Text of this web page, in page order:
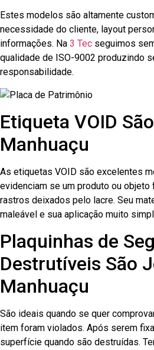
Estes modelos são altamente
necessidade do cliente, layout
informações. Na 3 Tec seguimos
qualidade de ISO-9002 produzindo
responsabilidade.
Etiqueta VOID
Manhuaçu
As etiquetas VOID são excelentes
evidenciam se um produto ou
rastros deixados pelo lacre. Seu
maleável e sua aplicação muito
Plaquinhas de
Destrutíveis São
Manhuaçu
São ideais quando se quer
item foram violados. Após serem
superfície quando são destruídas.